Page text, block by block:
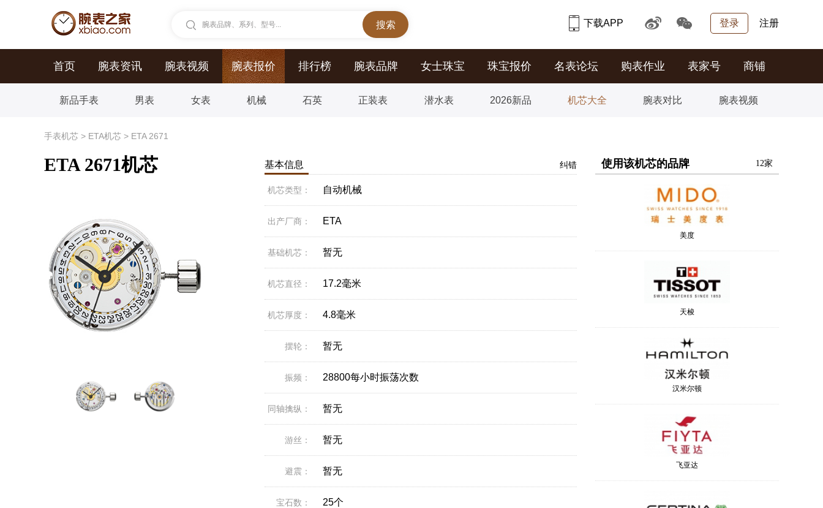
腕表品牌、系列、型号... 登录 注册
下载APP
首页 腕表资讯 腕表视频 腕表报价 排行榜 腕表品牌 女士珠宝 珠宝报价 名表论坛 购表作业 表家号 商铺
新品手表 男表 女表 机械 石英 正装表 潜水表 2026新品 机芯大全 腕表对比 腕表视频
手表机芯 > ETA机芯 > ETA 2671
ETA 2671机芯 基本信息 纠错
机芯类型： 自动机械
出产厂商： ETA
基础机芯： 暂无
机芯直径： 17.2毫米
机芯厚度： 4.8毫米
摆轮： 暂无
振频： 28800每小时振荡次数
同轴擒纵： 暂无
游丝： 暂无
避震： 暂无
宝石数： 25个
使用该机芯的品牌 12家
美度
天梭
汉米尔顿
飞亚达